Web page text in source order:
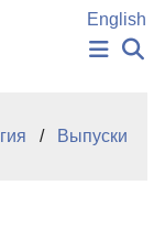
English
Выпуски